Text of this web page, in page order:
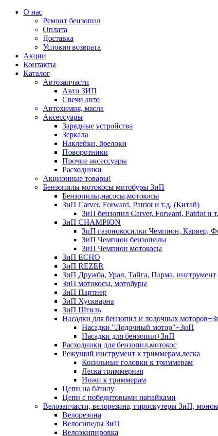
О нас
Ремонт бензопил
Оплата
Доставка
Условия возврата
Акции
Контакты
Каталог
Автозапчасти
Авто ЗИП
Свечи авто
Автохимия, масла
Аксессуары
Зарядные устройства
Зеркала
Наклейки, брелоки
Поворотники
Прочие аксессуары
Расходники
Акционные товары!
Бензопилы мотокосы мотобуры ЗиП
Бензопилы,насосы,мотокосы
ЗиП Carver, Forward, Patriot и т.д. (Китай)
ЗиП бензопил Carver, Forward, Patriot и
ЗиП CHAMPION
ЗиП газонокосилки Чемпион, Карвер,
ЗиП Чемпион бензопилы
ЗиП Чемпион мотокосы
ЗиП ECHO
ЗиП REZER
ЗиП Дружба, Урал, Тайга, Парма, инструмент
ЗиП мотокосы, мотобуры
ЗиП Партнер
ЗиП Хускварна
ЗиП Штиль
Насадки для бензопил и лодочных
Насадки "Лодочный мотор"+ЗиП
Насадки для бензопил+ЗиП
Расходники для бензопил,мотокос
Режущий инструмент к триммерам,леска
Косильные головки к триммерам
Леска триммерная
Ножи к триммерам
Цепи на б/пилу
Цепи с победитовыми напайками
Велозапчасти, велорезина, гироскутеры ЗиП,
Велорезина
Велосипеды ЗиП
Велоэкипировка